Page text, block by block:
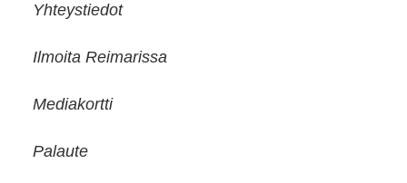
Yhteystiedot
Ilmoita Reimarissa
Mediakortti
Palaute